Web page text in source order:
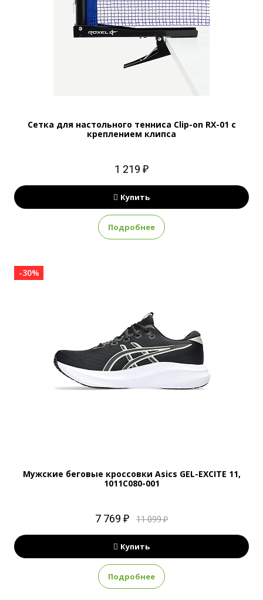
Сетка для настольного тенниса Clip-on RX-01 с
креплением клипса
1 219 ₽
Купить
Подробнее
-30%
Мужские беговые кроссовки Asics GEL-EXCITE 11,
1011C080-001
7 769 ₽ 11 099 ₽
Купить
Подробнее